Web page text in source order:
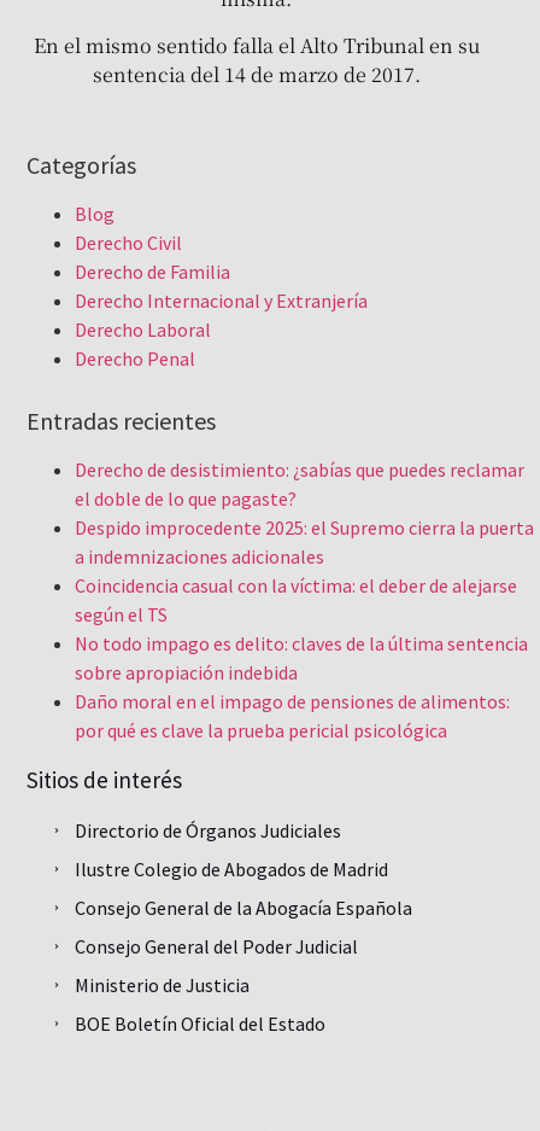
En el mismo sentido falla el Alto Tribunal en su
sentencia del 14 de marzo de 2017.
Categorías
Blog
Derecho Civil
Derecho de Familia
Derecho Internacional y Extranjería
Derecho Laboral
Derecho Penal
Entradas recientes
Derecho de desistimiento: ¿sabías que puedes reclamar
el doble de lo que pagaste?
Despido improcedente 2025: el Supremo cierra la puerta
a indemnizaciones adicionales
Coincidencia casual con la víctima: el deber de alejarse
según el TS
No todo impago es delito: claves de la última sentencia
sobre apropiación indebida
Daño moral en el impago de pensiones de alimentos:
por qué es clave la prueba pericial psicológica
Sitios de interés
Directorio de Órganos Judiciales
Ilustre Colegio de Abogados de Madrid
Consejo General de la Abogacía Española
Consejo General del Poder Judicial
Ministerio de Justicia
BOE Boletín Oficial del Estado